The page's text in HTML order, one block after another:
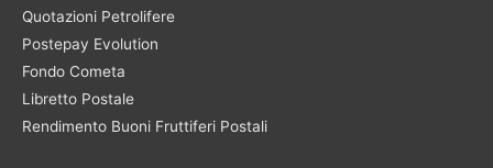
Quotazioni Petrolifere
Postepay Evolution
Fondo Cometa
Libretto Postale
Rendimento Buoni Fruttiferi Postali